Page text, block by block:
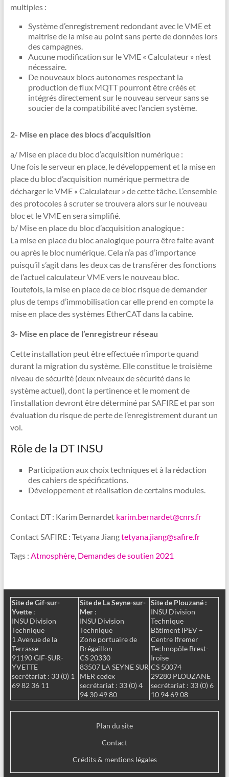
multiples :
Système d’enregistrement redondant avec le VME et
maitrise de la mise au point sans perte de données lors
des campagnes.
Aucune modification sur le VME « Calculateur » n’est
nécessaire.
De nouveaux blocs autonomes respectant la
production de flux MQTT pourront être créés et
intégrés directement sur le nouveau serveur sans se
soucier de la compatibilité avec l’ancien système.
2- Mise en place des blocs d’acquisition
a/ Mise en place du bloc d’acquisition numérique :
Une fois le serveur en place, le développement et la mise en
place du bloc d’acquisition numérique permettra de
décharger le VME « Calculateur » de cette tâche. L’ensemble
des protocoles à scruter se trouvera alors sur le nouveau
bloc et le VME en sera simplifié.
b/ Mise en place du bloc d’acquisition analogique :
La mise en place du bloc analogique pourra être faite avant
ou après le bloc numérique. Cela n’a pas d’importance
puisqu’il s’agit dans les deux cas de transférer des fonctions
de l’actuel calculateur VME vers le nouveau bloc.
Toutefois, la mise en place de ce bloc risque de demander
plus de temps d’immobilisation car elle prend en compte la
mise en place des systèmes EtherCAT dans la cabine.
3- Mise en place de l’enregistreur réseau
Cette installation peut être effectuée n’importe quand
durant la migration du système. Elle constitue le troisième
niveau de sécurité (deux niveaux de sécurité dans le
système actuel), dont la pertinence et le moment de
l’installation devront être déterminé par SAFIRE et par son
évaluation du risque de perte de l’enregistrement durant un
vol.
Rôle de la DT INSU
Participation aux choix techniques et à la rédaction
des cahiers de spécifications.
Développement et réalisation de certains modules.
Contact DT : Karim Bernardet karim.bernardet@cnrs.fr
Contact SAFIRE : Tetyana Jiangtetyana.jiang@safire.fr
Tags : Atmosphère, Demandes de soutien 2021
Site de Gif-sur-
Yvette:
INSU Division
Technique
1 Avenue de la
Terrasse
91190 GIF-SUR-
YVETTE
secrétariat : 33 (0) 1
69 82 36 11
Site de La Seyne-sur-
Mer:
INSU Division
Technique
Zone portuaire de
Brégaillon
CS 20330
83507 LA SEYNE SUR
MER cedex
secrétariat : 33 (0) 4
94 30 49 80
Site de Plouzané :
INSU Division
Technique
Bâtiment IPEV –
Centre Ifremer
Technopôle Brest-
Iroise
CS 50074
29280 PLOUZANE
secrétariat : 33 (0) 6
10 94 69 08
Plan du site
Contact
Crédits & mentions légales